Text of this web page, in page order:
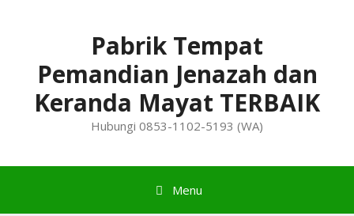
Pabrik Tempat
Pemandian Jenazah dan
Keranda Mayat TERBAIK
Hubungi 0853-1102-5193 (WA)
Menu